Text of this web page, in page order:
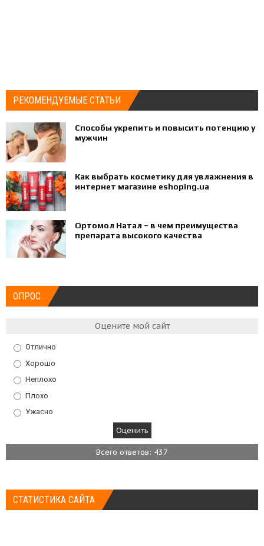
РЕКОМЕНДУЕМЫЕ СТАТЬИ
Способы укрепить и повысить потенцию у
мужчин
Как выбрать косметику для увлажнения в
интернет магазине eshoping.ua
Ортомол Натал – в чем преимущества
препарата высокого качества
ОПРОС
Оцените мой сайт
Отлично
Хорошо
Неплохо
Плохо
Ужасно
Всего ответов: 437
СТАТИСТИКА САЙТА